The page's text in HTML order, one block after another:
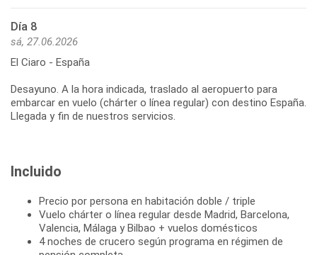
Día 8
sá, 27.06.2026
El Ciaro - España
Desayuno. A la hora indicada, traslado al aeropuerto para
embarcar en vuelo (chárter o línea regular) con destino España.
Llegada y fin de nuestros servicios.
Incluido
Precio por persona en habitación doble / triple
Vuelo chárter o línea regular desde Madrid, Barcelona,
Valencia, Málaga y Bilbao + vuelos domésticos
4 noches de crucero según programa en régimen de